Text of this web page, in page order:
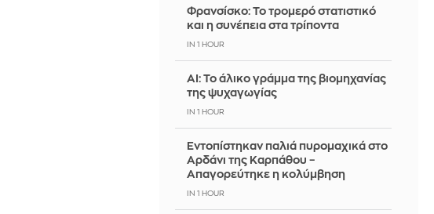
Φρανσίσκο: Το τρομερό στατιστικό
και η συνέπεια στα τρίποντα
IN 1 HOUR
AI: Το άλικο γράμμα της βιομηχανίας
της ψυχαγωγίας
IN 1 HOUR
Εντοπίστηκαν παλιά πυρομαχικά στο
Αρδάνι της Καρπάθου –
Απαγορεύτηκε η κολύμβηση
IN 1 HOUR